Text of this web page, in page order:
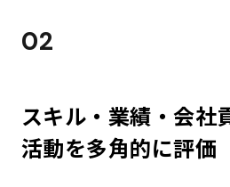
02
スキル・業績・会社
活動を多角的に評価